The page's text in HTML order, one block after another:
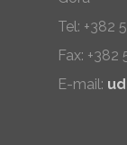
Tel: +382
Fax: +382
E-mail: